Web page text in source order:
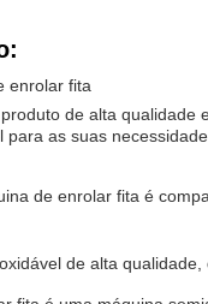
enrolar fita
de alta
as suas
de enrolar fita é
de alta